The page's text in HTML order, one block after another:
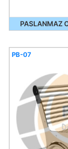
PASLANMAZ
PB-07